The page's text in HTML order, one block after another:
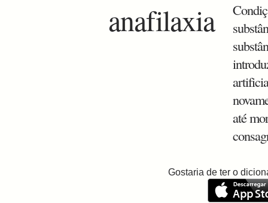
anafilaxia
até
Gostaria de ter o